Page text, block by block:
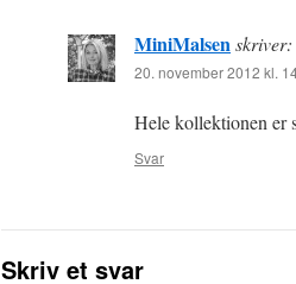
MiniMalsenskriver:
20. november 2012 kl.
Hele kollektionen er
Svar
Skriv et svar